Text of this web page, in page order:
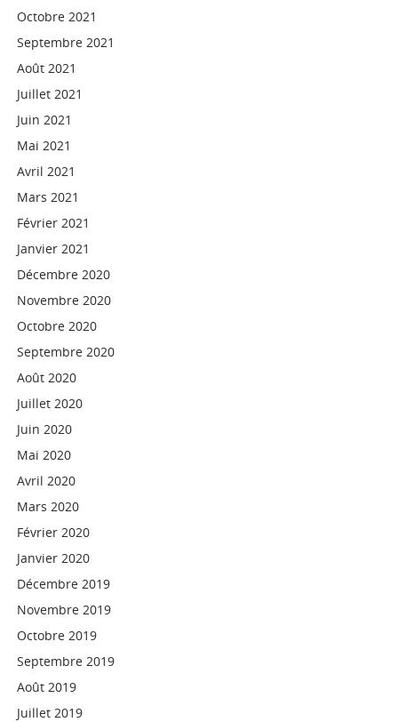
Octobre 2021
Septembre 2021
Août 2021
Juillet 2021
Juin 2021
Mai 2021
Avril 2021
Mars 2021
Février 2021
Janvier 2021
Décembre 2020
Novembre 2020
Octobre 2020
Septembre 2020
Août 2020
Juillet 2020
Juin 2020
Mai 2020
Avril 2020
Mars 2020
Février 2020
Janvier 2020
Décembre 2019
Novembre 2019
Octobre 2019
Septembre 2019
Août 2019
Juillet 2019